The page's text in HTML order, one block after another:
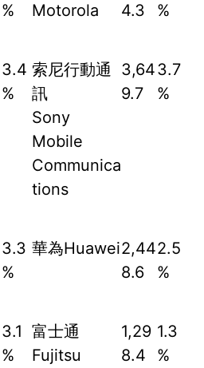
%
Motorola
4.3
%
3.4
%
索尼行動通
訊
Sony
Mobile
Communica
tions
3,64
9.7
3.7
%
3.3
%
華為Huawei2,44
8.6
2.5
%
3.1
%
富士通
Fujitsu
1,29
8.4
1.3
%